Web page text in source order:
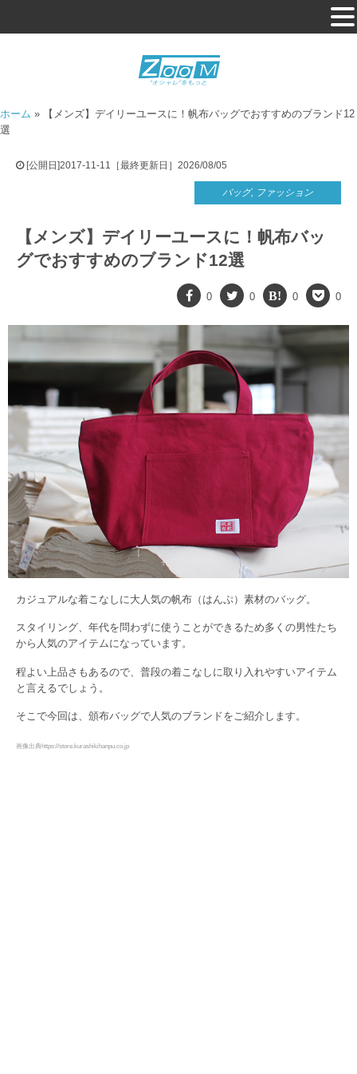
ホーム »
【メンズ】デイリーユースに！帆布バッグでおすすめのブランド12
選
[公開日]2017-11-11［最終更新日］2026/08/05
バッグ, ファッション
【メンズ】デイリーユースに！帆布バッ
グでおすすめのブランド12選
0 0 0 0
カジュアルな着こなしに大人気の帆布（はんぷ）素材のバッグ。
スタイリング、年代を問わずに使うことができるため多くの男性たち
から人気のアイテムになっています。
程よい上品さもあるので、普段の着こなしに取り入れやすいアイテム
と言えるでしょう。
そこで今回は、頒布バッグで人気のブランドをご紹介します。
画像出典https://store.kurashikihanpu.co.jp